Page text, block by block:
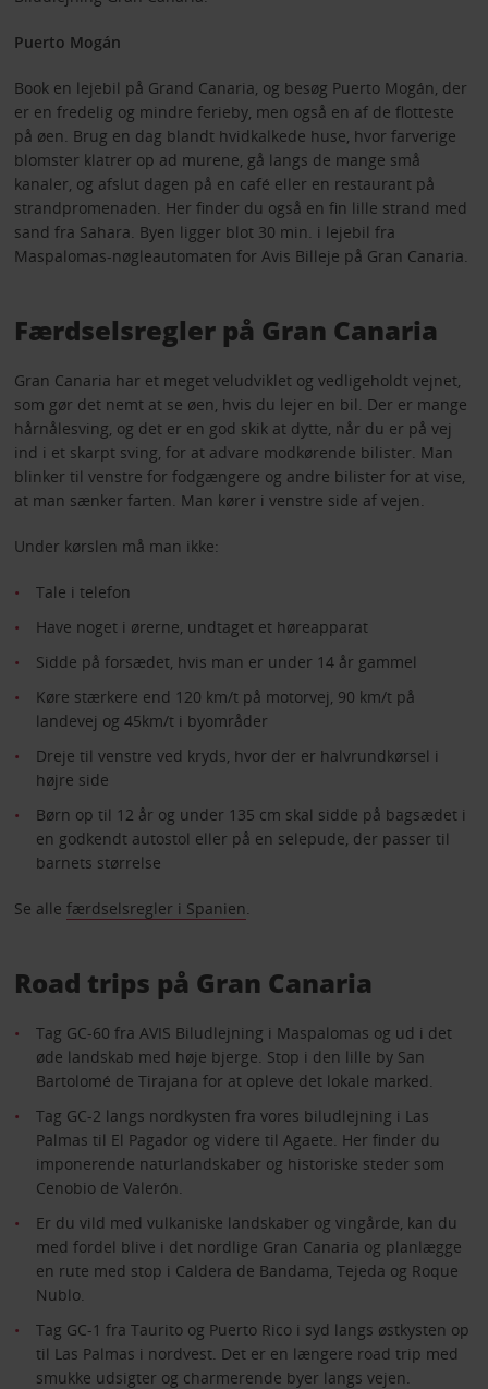
Puerto Mogán
Book en lejebil på Grand Canaria, og besøg Puerto Mogán, der
er en fredelig og mindre ferieby, men også en af de flotteste
på øen. Brug en dag blandt hvidkalkede huse, hvor farverige
blomster klatrer op ad murene, gå langs de mange små
kanaler, og afslut dagen på en café eller en restaurant på
strandpromenaden. Her finder du også en fin lille strand med
sand fra Sahara. Byen ligger blot 30 min. i lejebil fra
Maspalomas-nøgleautomaten for Avis Billeje på Gran Canaria.
Færdselsregler på Gran Canaria
Gran Canaria har et meget veludviklet og vedligeholdt vejnet,
som gør det nemt at se øen, hvis du lejer en bil. Der er mange
hårnålesving, og det er en god skik at dytte, når du er på vej
ind i et skarpt sving, for at advare modkørende bilister. Man
blinker til venstre for fodgængere og andre bilister for at vise,
at man sænker farten. Man kører i venstre side af vejen.
Under kørslen må man ikke:
Tale i telefon
Have noget i ørerne, undtaget et høreapparat
Sidde på forsædet, hvis man er under 14 år gammel
Køre stærkere end 120 km/t på motorvej, 90 km/t på
landevej og 45km/t i byområder
Dreje til venstre ved kryds, hvor der er halvrundkørsel i
højre side
Børn op til 12 år og under 135 cm skal sidde på bagsædet i
en godkendt autostol eller på en selepude, der passer til
barnets størrelse
Se alle færdselsregler i Spanien
Road trips på Gran Canaria
Tag GC-60 fra AVIS Biludlejning i Maspalomas og ud i det
øde landskab med høje bjerge. Stop i den lille by San
Bartolomé de Tirajana for at opleve det lokale marked.
Tag GC-2 langs nordkysten fra vores biludlejning i Las
Palmas til El Pagador og videre til Agaete. Her finder du
imponerende naturlandskaber og historiske steder som
Cenobio de Valerón.
Er du vild med vulkaniske landskaber og vingårde, kan du
med fordel blive i det nordlige Gran Canaria og planlægge
en rute med stop i Caldera de Bandama, Tejeda og Roque
Nublo.
Tag GC-1 fra Taurito og Puerto Rico i syd langs østkysten op
til Las Palmas i nordvest. Det er en længere road trip med
smukke udsigter og charmerende byer langs vejen.